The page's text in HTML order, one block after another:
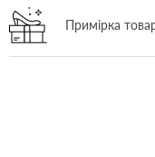
Примірка